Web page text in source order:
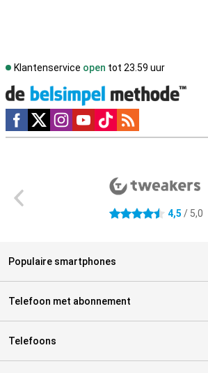
Klantenservice open tot 23.59 uur
Social media
4.5 sterren 4,5 / 5,0
Populaire smartphones
Telefoon met abonnement
Telefoons